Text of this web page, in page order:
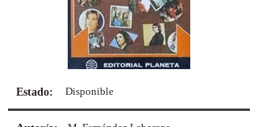
Estado: Disponible